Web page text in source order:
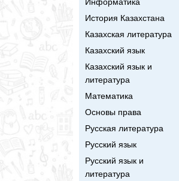
История Казахстана
Казахская литература
Казахский язык
Казахский язык и
литература
Математика
Основы права
Русская литература
Русский язык
Русский язык и
литература